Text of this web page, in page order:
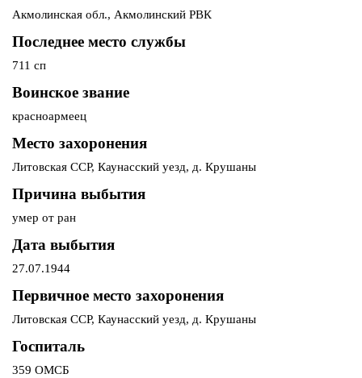
Акмолинская обл., Акмолинский РВК
Последнее место службы
711 сп
Воинское звание
красноармеец
Место захоронения
Литовская ССР, Каунасский уезд, д. Крушаны
Причина выбытия
умер от ран
Дата выбытия
27.07.1944
Первичное место захоронения
Литовская ССР, Каунасский уезд, д. Крушаны
Госпиталь
359 ОМСБ